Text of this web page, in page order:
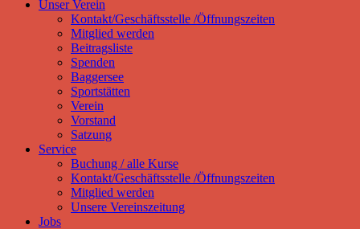
Unser Verein
Kontakt/Geschäftsstelle /Öffnungszeiten
Mitglied werden
Beitragsliste
Spenden
Baggersee
Sportstätten
Verein
Vorstand
Satzung
Service
Buchung / alle Kurse
Kontakt/Geschäftsstelle /Öffnungszeiten
Mitglied werden
Unsere Vereinszeitung
Jobs